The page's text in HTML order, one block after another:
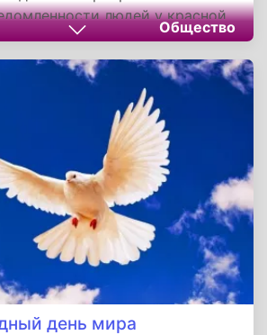
людей у красной
шанс на выживание.
вида означает не только
животного, но и заботу о
частью которой мы все
Общество
день мира